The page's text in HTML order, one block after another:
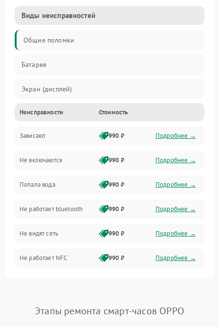
Виды неисправностей
Общие поломки
Батарея
Экран (дисплей)
Электропитание
Датчики
Связь
Дисплей
Разговор (микрофон, динамик)
Неисправности Стоимость
Зависают 990 ₽ Подробнее →
Не включаются 990 ₽ Подробнее →
Попала вода 990 ₽ Подробнее →
Не работает bluetooth 990 ₽ Подробнее →
Не видят сеть 990 ₽ Подробнее →
Не работает NFC 990 ₽ Подробнее →
Этапы ремонта смарт-часов OPPO